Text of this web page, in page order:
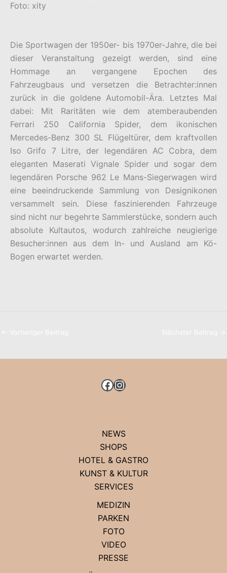
Foto: xity
Die Sportwagen der 1950er- bis 1970er-Jahre, die bei
dieser Veranstaltung gezeigt werden, sind eine
Hommage an vergangene Epochen des
Fahrzeugbaus und versetzen die Betrachter:innen
zurück in die goldene Automobil-Ära. Letztes Mal
dabei: Mit Raritäten wie dem atemberaubenden
Ferrari 250 California Spider, dem ikonischen
Mercedes-Benz 300 SL Flügeltürer, dem kraftvollen
Iso Grifo 7 Litre, der legendären AC Cobra, dem
eleganten Maserati Vignale Spider und sogar dem
legendären Porsche 962 Le Mans-Siegerwagen wird
eine beeindruckende Sammlung von Designikonen
versammelt sein. Diese faszinierenden Fahrzeuge
sind nicht nur begehrte Sammlerstücke, sondern auch
absolute Kultautos, wodurch zahlreiche neugierige
Besucher:innen aus dem In- und Ausland am Kö-
Bogen erwartet werden.
FACEBOOK
INSTAGRAM
NEWS
SHOPS
HOTEL & GASTRO
KUNST & KULTUR
SERVICES
MEDIZIN
PARKEN
FOTO
VIDEO
PRESSE